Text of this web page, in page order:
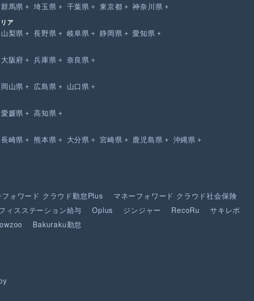
群馬県 埼玉県 千葉県 東京都 神奈川県
ア
山梨県 長野県 岐阜県 静岡県 愛知県
大阪府 兵庫県 奈良県
岡山県 広島県 山口県
愛媛県 高知県
長崎県 熊本県 大分県 宮崎県 鹿児島県 沖縄県
ォワード クラウド勤怠Plus マネーフォワード クラウド社会保険
ィスステーション給与 Oplus ジンジャー RecoRu
サキレポ
Bakuraku勤怠